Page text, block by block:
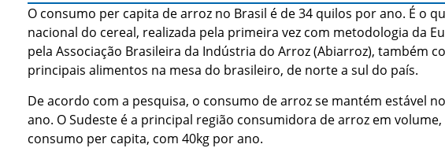
O consumo per capita de arroz no Brasil é de 34 quilos por ano. É o
nacional do cereal, realizada pela primeira vez com metodologia da
pela Associação Brasileira da Indústria do Arroz (Abiarroz), também
principais alimentos na mesa do brasileiro, de norte a sul do país.
De acordo com a pesquisa, o consumo de arroz se mantém estável
ano. O Sudeste é a principal região consumidora de arroz em
consumo per capita, com 40kg por ano.